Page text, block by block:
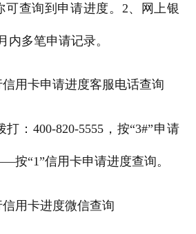
可查询到申请进度。2、网上银
内多笔申请记录。
用卡申请进度客服电话查询
：400-820-5555，按“3#”申请
“1”信用卡申请进度查询。
用卡进度微信查询